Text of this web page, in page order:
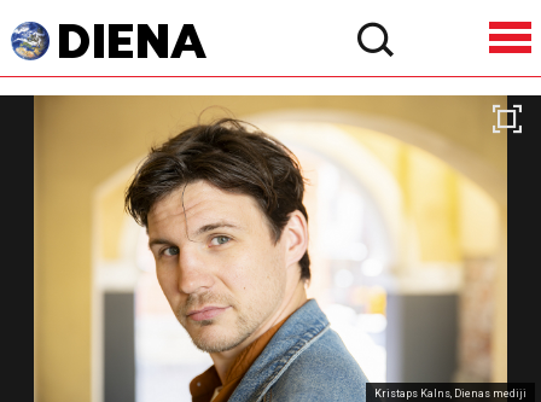
Kristaps Kalns, Dienas mediji